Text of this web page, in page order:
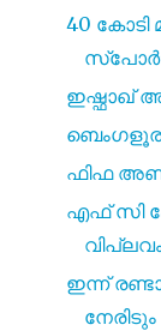
40 കോടി
ഇഷ്ഫാഖ്
ഫിഫ
എഫ് സി
ഇന്ന്
നേരിടും